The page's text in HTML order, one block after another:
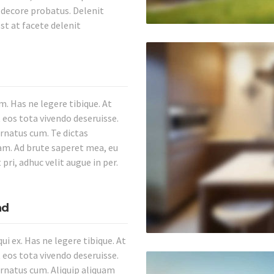
probatus. Delenit
at facete delenit
Has ne legere tibique. At
tota vivendo deseruisse.
cum. Te dictas
Ad brute saperet mea, eu
adhuc velit augue in per.
ex. Has ne legere tibique. At
tota vivendo deseruisse.
cum. Aliquip aliquam